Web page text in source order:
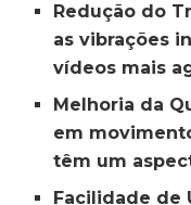
Redução do
as vibrações
vídeos mais
Melhoria da
em
têm um
Facilidade de